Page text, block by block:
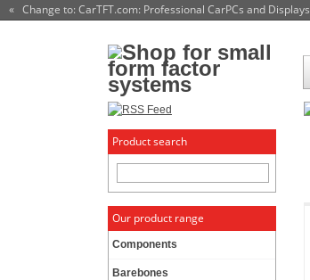
« Change to: CarTFT.com: Professional CarPCs and Displays
Product search
Our product range
Components
Barebones